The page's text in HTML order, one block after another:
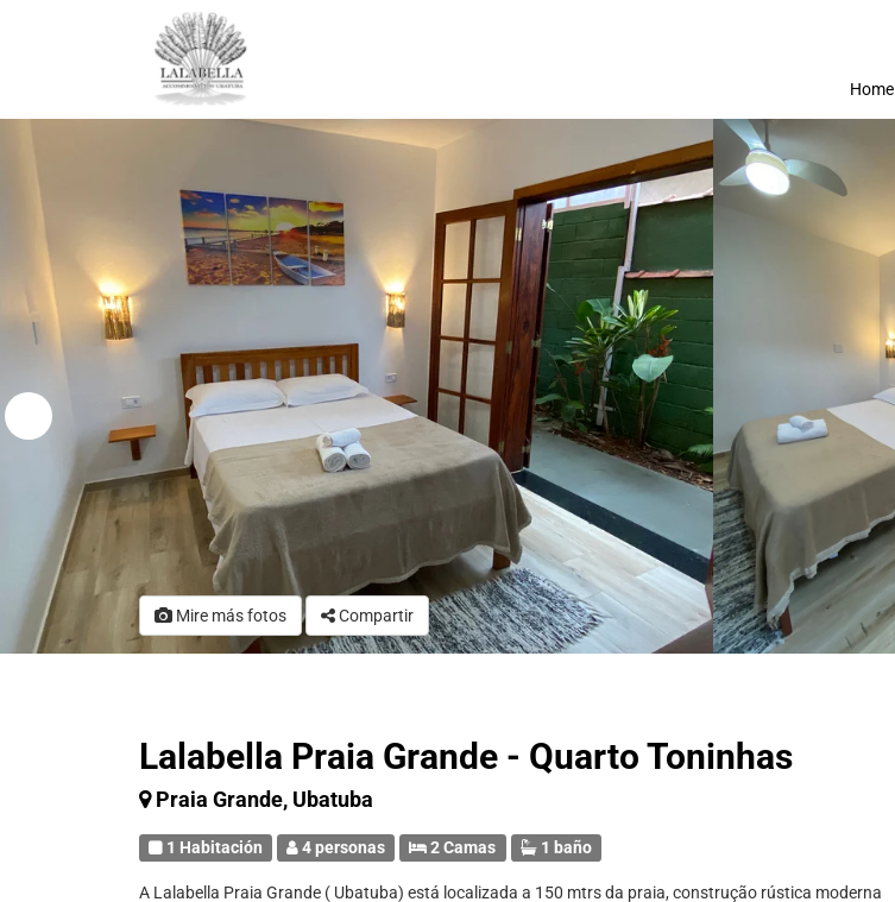
Home
Mire más fotos Compartir
Lalabella Praia Grande - Quarto Toninhas
Praia Grande, Ubatuba
1 Habitación 4 personas 2 Camas 1 baño
A Lalabella Praia Grande ( Ubatuba) está localizada a 150 mtrs da praia, construção rústica moderna